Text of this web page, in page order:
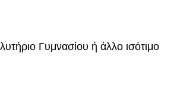
Γυμνασίου ή άλλο ισότιμο